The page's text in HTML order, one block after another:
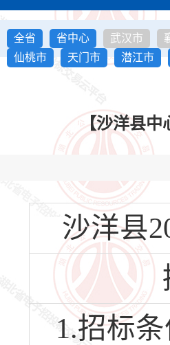
全省 省中心 武汉市
仙桃市
天门市 潜江市
【沙洋县中
沙洋县
1.招标